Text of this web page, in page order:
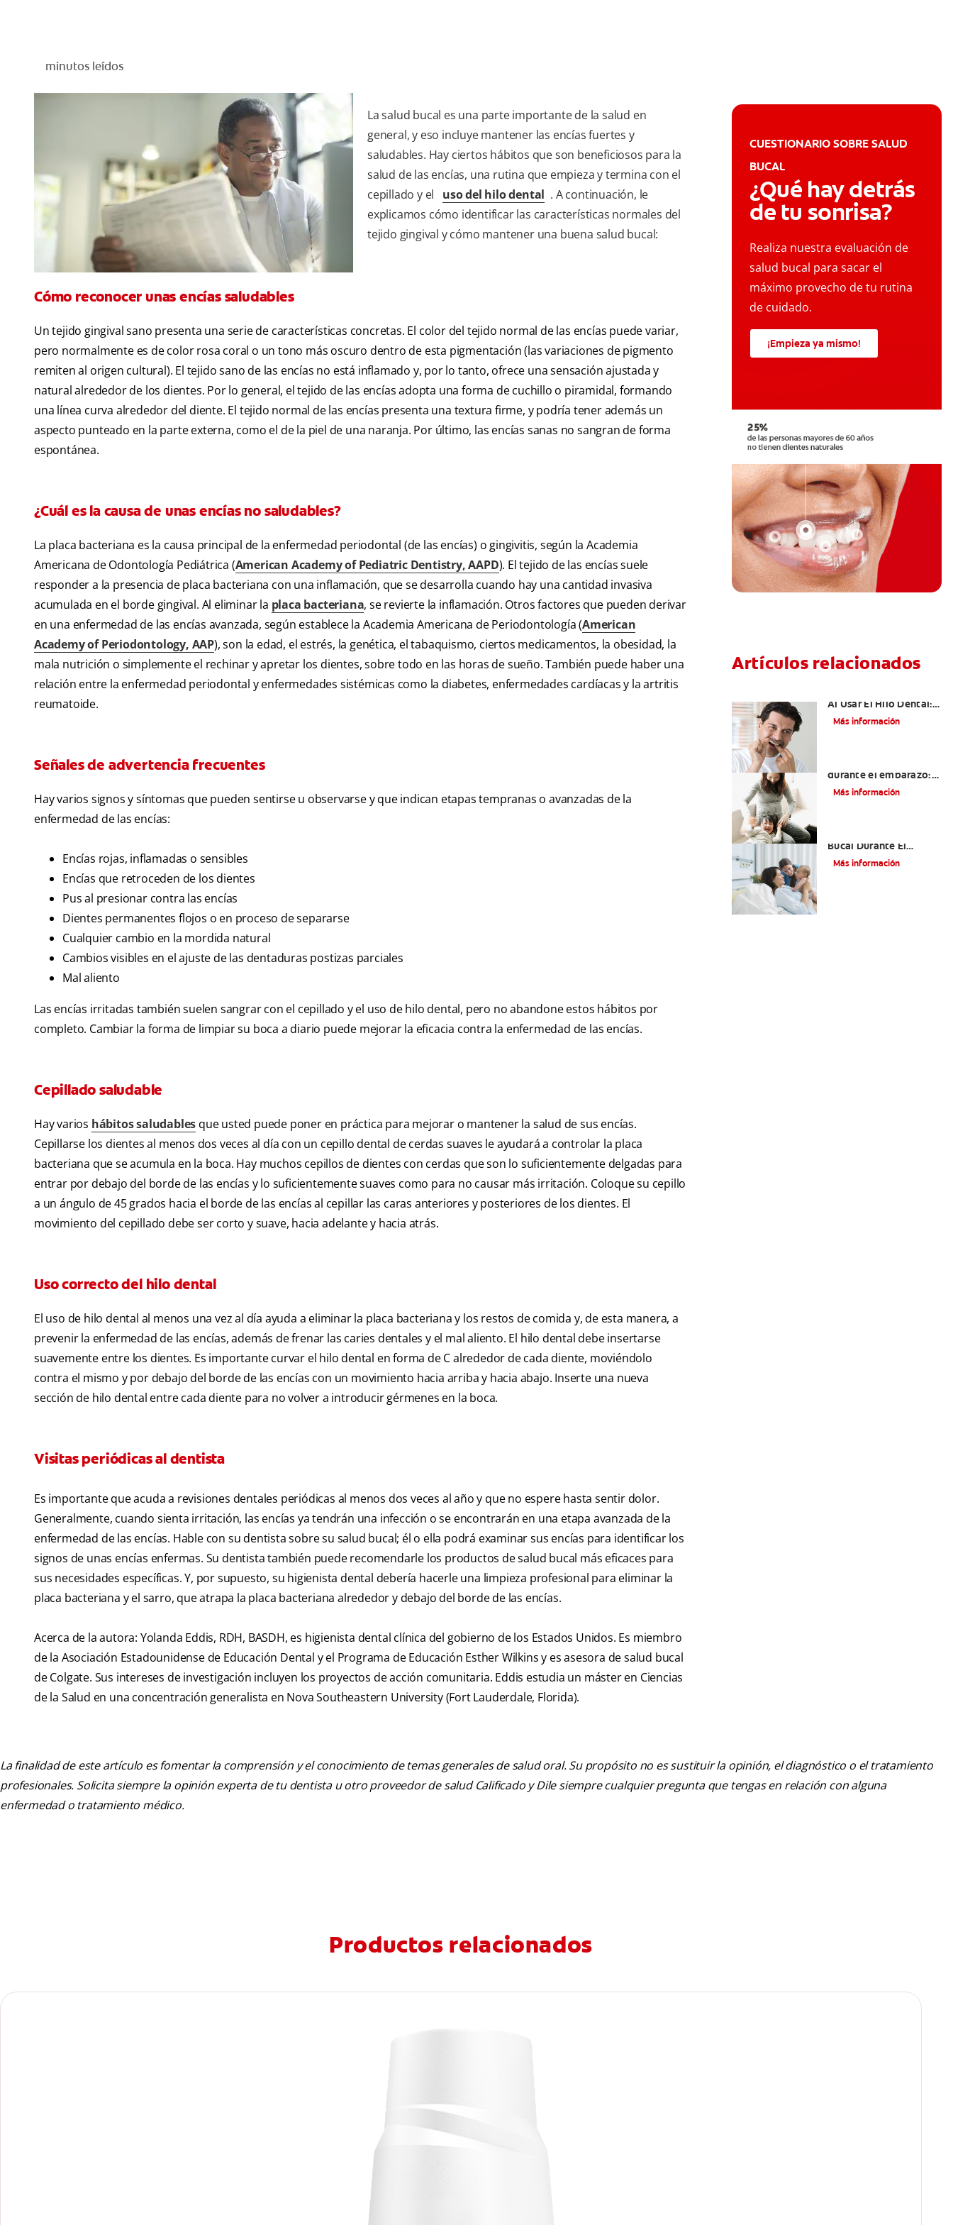
minutos leídos
La salud bucal es una parte importante de la salud en
general, y eso incluye mantener las encías fuertes y
saludables. Hay ciertos hábitos que son beneficiosos para la
salud de las encías, una rutina que empieza y termina con el
cepillado y el
uso del hilo dental . A continuación, le
explicamos cómo identificar las características normales del
tejido gingival y cómo mantener una buena salud bucal:
Cómo reconocer unas encías saludables
Un tejido gingival sano presenta una serie de características concretas. El color del tejido normal de las encías puede variar,
pero normalmente es de color rosa coral o un tono más oscuro dentro de esta pigmentación (las variaciones de pigmento
remiten al origen cultural). El tejido sano de las encías no está inflamado y, por lo tanto, ofrece una sensación ajustada y
natural alrededor de los dientes. Por lo general, el tejido de las encías adopta una forma de cuchillo o piramidal, formando
una línea curva alrededor del diente. El tejido normal de las encías presenta una textura firme, y podría tener además un
aspecto punteado en la parte externa, como el de la piel de una naranja. Por último, las encías sanas no sangran de forma
espontánea.
¿Cuál es la causa de unas encías no saludables?
La placa bacteriana es la causa principal de la enfermedad periodontal (de las encías) o gingivitis, según la Academia
Americana de Odontología Pediátrica (American Academy of Pediatric Dentistry, AAPD). El tejido de las encías suele
responder a la presencia de placa bacteriana con una inflamación, que se desarrolla cuando hay una cantidad invasiva
acumulada en el borde gingival. Al eliminar la placa bacteriana, se revierte la inflamación. Otros factores que pueden derivar
en una enfermedad de las encías avanzada, según establece la Academia Americana de Periodontología (American
Academy of Periodontology, AAP), son la edad, el estrés, la genética, el tabaquismo, ciertos medicamentos, la obesidad, la
mala nutrición o simplemente el rechinar y apretar los dientes, sobre todo en las horas de sueño. También puede haber una
relación entre la enfermedad periodontal y enfermedades sistémicas como la diabetes, enfermedades cardíacas y la artritis
reumatoide.
Señales de advertencia frecuentes
Hay varios signos y síntomas que pueden sentirse u observarse y que indican etapas tempranas o avanzadas de la
enfermedad de las encías:
Encías rojas, inflamadas o sensibles
Encías que retroceden de los dientes
Pus al presionar contra las encías
Dientes permanentes flojos o en proceso de separarse
Cualquier cambio en la mordida natural
Cambios visibles en el ajuste de las dentaduras postizas parciales
Mal aliento
Las encías irritadas también suelen sangrar con el cepillado y el uso de hilo dental, pero no abandone estos hábitos por
completo. Cambiar la forma de limpiar su boca a diario puede mejorar la eficacia contra la enfermedad de las encías.
Cepillado saludable
Hay varios hábitos saludables que usted puede poner en práctica para mejorar o mantener la salud de sus encías.
Cepillarse los dientes al menos dos veces al día con un cepillo dental de cerdas suaves le ayudará a controlar la placa
bacteriana que se acumula en la boca. Hay muchos cepillos de dientes con cerdas que son lo suficientemente delgadas para
entrar por debajo del borde de las encías y lo suficientemente suaves como para no causar más irritación. Coloque su cepillo
a un ángulo de 45 grados hacia el borde de las encías al cepillar las caras anteriores y posteriores de los dientes. El
movimiento del cepillado debe ser corto y suave, hacia adelante y hacia atrás.
Uso correcto del hilo dental
El uso de hilo dental al menos una vez al día ayuda a eliminar la placa bacteriana y los restos de comida y, de esta manera, a
prevenir la enfermedad de las encías, además de frenar las caries dentales y el mal aliento. El hilo dental debe insertarse
suavemente entre los dientes. Es importante curvar el hilo dental en forma de C alrededor de cada diente, moviéndolo
contra el mismo y por debajo del borde de las encías con un movimiento hacia arriba y hacia abajo. Inserte una nueva
sección de hilo dental entre cada diente para no volver a introducir gérmenes en la boca.
Visitas periódicas al dentista
Es importante que acuda a revisiones dentales periódicas al menos dos veces al año y que no espere hasta sentir dolor.
Generalmente, cuando sienta irritación, las encías ya tendrán una infección o se encontrarán en una etapa avanzada de la
enfermedad de las encías. Hable con su dentista sobre su salud bucal; él o ella podrá examinar sus encías para identificar los
signos de unas encías enfermas. Su dentista también puede recomendarle los productos de salud bucal más eficaces para
sus necesidades específicas. Y, por supuesto, su higienista dental debería hacerle una limpieza profesional para eliminar la
placa bacteriana y el sarro, que atrapa la placa bacteriana alrededor y debajo del borde de las encías.
Acerca de la autora: Yolanda Eddis, RDH, BASDH, es higienista dental clínica del gobierno de los Estados Unidos. Es miembro
de la Asociación Estadounidense de Educación Dental y el Programa de Educación Esther Wilkins y es asesora de salud bucal
de Colgate. Sus intereses de investigación incluyen los proyectos de acción comunitaria. Eddis estudia un máster en Ciencias
de la Salud en una concentración generalista en Nova Southeastern University (Fort Lauderdale, Florida).
CUESTIONARIO SOBRE SALUD
BUCAL
¿Qué hay detrás
de tu sonrisa?
Realiza nuestra evaluación de
salud bucal para sacar el
máximo provecho de tu rutina
de cuidado.
¡Empieza ya mismo!
Artículos relacionados
Al Usar El Hilo Dental:
¿Debe Llamar A Su
Más información
durante el embarazo:
qué esperar y cómo
Más información
Bucal Durante El
Embarazo
Más información
La finalidad de este artículo es fomentar la comprensión y el conocimiento de temas generales de salud oral. Su propósito no es sustituir la opinión, el diagnóstico o el tratamiento
profesionales. Solicita siempre la opinión experta de tu dentista u otro proveedor de salud Calificado y Dile siempre cualquier pregunta que tengas en relación con alguna
enfermedad o tratamiento médico.
Productos relacionados